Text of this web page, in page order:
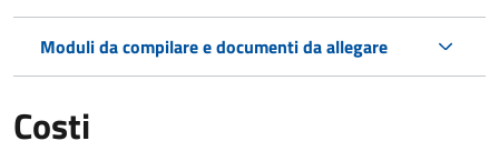
Moduli da compilare e documenti da allegare
Costi